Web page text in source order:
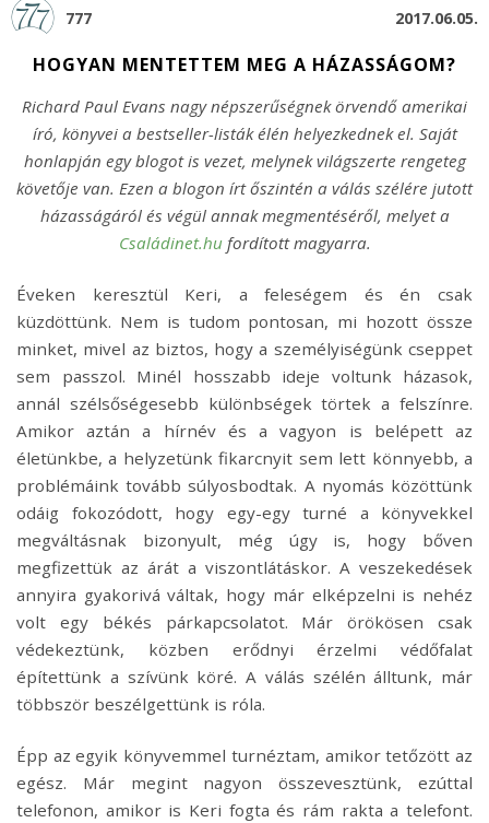
777 2017.06.05.
HOGYAN MENTETTEM MEG A HÁZASSÁGOM?
Richard Paul Evans nagy népszerűségnek örvendő amerikai
író, könyvei a bestseller-listák élén helyezkednek el. Saját
honlapján egy blogot is vezet, melynek világszerte rengeteg
követője van. Ezen a blogon írt őszintén a válás szélére jutott
házasságáról és végül annak megmentéséről, melyet a
Családinet.hufordított magyarra.
Éveken keresztül Keri, a feleségem és én csak
küzdöttünk. Nem is tudom pontosan, mi hozott össze
minket, mivel az biztos, hogy a személyiségünk cseppet
sem passzol. Minél hosszabb ideje voltunk házasok,
annál szélsőségesebb különbségek törtek a felszínre.
Amikor aztán a hírnév és a vagyon is belépett az
életünkbe, a helyzetünk fikarcnyit sem lett könnyebb, a
problémáink tovább súlyosbodtak. A nyomás közöttünk
odáig fokozódott, hogy egy-egy turné a könyvekkel
megváltásnak bizonyult, még úgy is, hogy bőven
megfizettük az árát a viszontlátáskor. A veszekedések
annyira gyakorivá váltak, hogy már elképzelni is nehéz
volt egy békés párkapcsolatot. Már örökösen csak
védekeztünk, közben erődnyi érzelmi védőfalat
építettünk a szívünk köré. A válás szélén álltunk, már
többször beszélgettünk is róla.
Épp az egyik könyvemmel turnéztam, amikor tetőzött az
egész. Már megint nagyon összevesztünk, ezúttal
telefonon, amikor is Keri fogta és rám rakta a telefont.